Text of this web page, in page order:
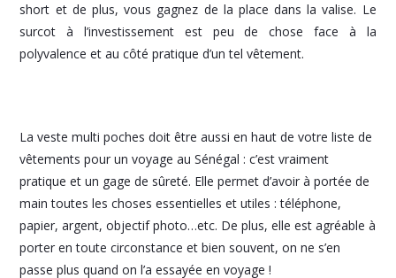
short et de plus, vous gagnez de la place dans la valise. Le
surcot à l’investissement est peu de chose face à la
polyvalence et au côté pratique d’un tel vêtement.
La veste multi poches doit être aussi en haut de votre liste de
vêtements pour un voyage au Sénégal : c’est vraiment
pratique et un gage de sûreté. Elle permet d’avoir à portée de
main toutes les choses essentielles et utiles : téléphone,
papier, argent, objectif photo…etc. De plus, elle est agréable à
porter en toute circonstance et bien souvent, on ne s’en
passe plus quand on l’a essayée en voyage !